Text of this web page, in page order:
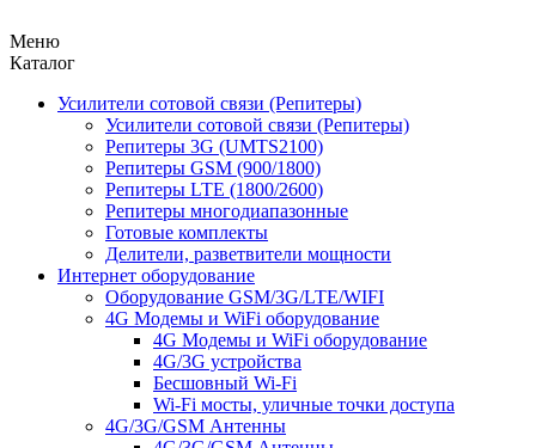
Меню
Каталог
Усилители сотовой связи (Репитеры)
Усилители сотовой связи (Репитеры)
Репитеры 3G (UMTS2100)
Репитеры GSM (900/1800)
Репитеры LTE (1800/2600)
Репитеры многодиапазонные
Готовые комплекты
Делители, разветвители мощности
Интернет оборудование
Оборудование GSM/3G/LTE/WIFI
4G Модемы и WiFi оборудование
4G Модемы и WiFi оборудование
4G/3G устройства
Бесшовный Wi-Fi
Wi-Fi мосты, уличные точки доступа
4G/3G/GSM Антенны